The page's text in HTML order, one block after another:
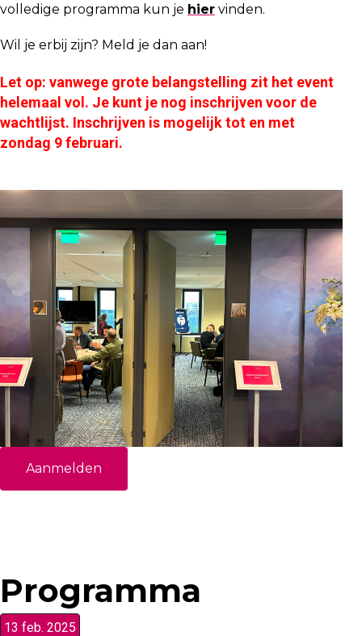
volledige programma kun je hier vinden.
Wil je erbij zijn? Meld je dan aan!
Let op: vanwege grote belangstelling zit het event
helemaal vol. Je kunt je nog inschrijven voor de
wachtlijst. Inschrijven is mogelijk tot en met
zondag 9 februari.
Aanmelden
Programma
13 feb. 2025